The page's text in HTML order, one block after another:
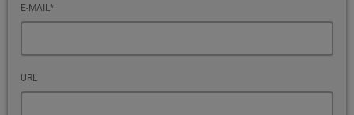
E-MAIL*
URL